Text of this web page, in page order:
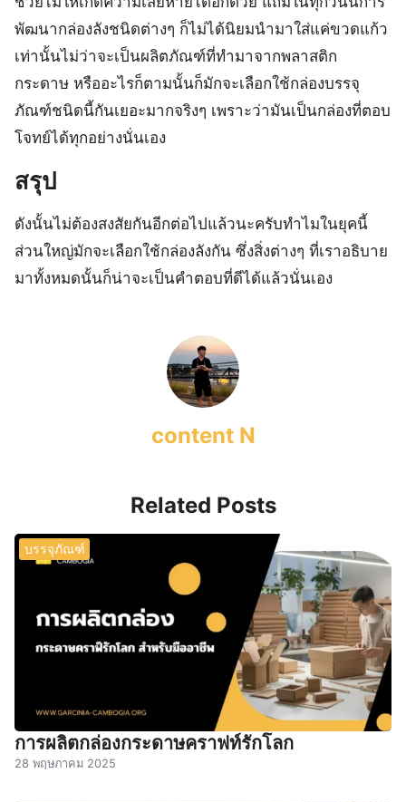
พัฒนากล่องลังชนิดต่างๆ ก็ไม่ได้นิยมนำมาใส่แค่ขวดแก้ว
เท่านั้นไม่ว่าจะเป็นผลิตภัณฑ์ที่ทำมาจากพลาสติก
กระดาษ หรืออะไรก็ตามนั้นก็มักจะเลือกใช้กล่องบรรจุ
ภัณฑ์ชนิดนี้กันเยอะมากจริงๆ เพราะว่ามันเป็นกล่องที่ตอบ
โจทย์ได้ทุกอย่างนั่นเอง
สรุป
ดังนั้นไม่ต้องสงสัยกันอีกต่อไปแล้วนะครับทำไมในยุคนี้
ส่วนใหญ่มักจะเลือกใช้กล่องลังกัน ซึ่งสิ่งต่างๆ ที่เราอธิบาย
มาทั้งหมดนั้นก็น่าจะเป็นคำตอบที่ดีได้แล้วนั่นเอง
content N
Related Posts
บรรจุภัณฑ์
การผลิตกล่องกระดาษคราฟท์รักโลก
28 พฤษภาคม 2025